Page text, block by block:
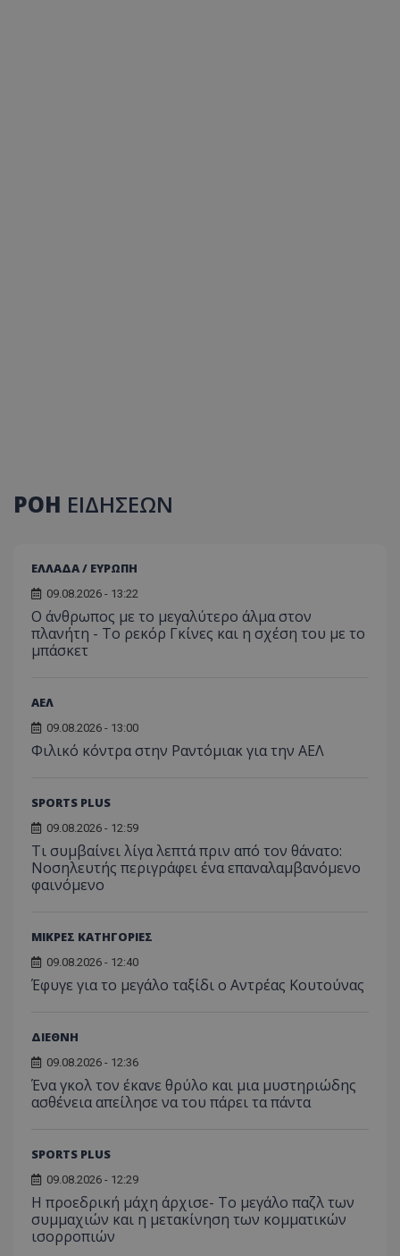
ΡΟΗ ΕΙΔΗΣΕΩΝ
ΕΛΛΑΔΑ / ΕΥΡΩΠΗ
09.08.2026 - 13:22
Ο άνθρωπος με το μεγαλύτερο άλμα στον
πλανήτη - Το ρεκόρ Γκίνες και η σχέση του με το
μπάσκετ
ΑΕΛ
09.08.2026 - 13:00
Φιλικό κόντρα στην Ραντόμιακ για την ΑΕΛ
SPORTS PLUS
09.08.2026 - 12:59
Τι συμβαίνει λίγα λεπτά πριν από τον θάνατο:
Νοσηλευτής περιγράφει ένα επαναλαμβανόμενο
φαινόμενο
ΜΙΚΡΕΣ ΚΑΤΗΓΟΡΙΕΣ
09.08.2026 - 12:40
Έφυγε για το μεγάλο ταξίδι ο Αντρέας Κουτούνας
ΔΙΕΘΝΗ
09.08.2026 - 12:36
Ένα γκολ τον έκανε θρύλο και μια μυστηριώδης
ασθένεια απείλησε να του πάρει τα πάντα
SPORTS PLUS
09.08.2026 - 12:29
Η προεδρική μάχη άρχισε- Το μεγάλο παζλ των
συμμαχιών και η μετακίνηση των κομματικών
ισορροπιών